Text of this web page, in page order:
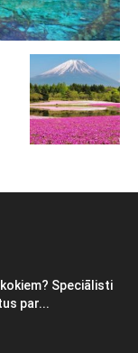
Speciālisti
par...